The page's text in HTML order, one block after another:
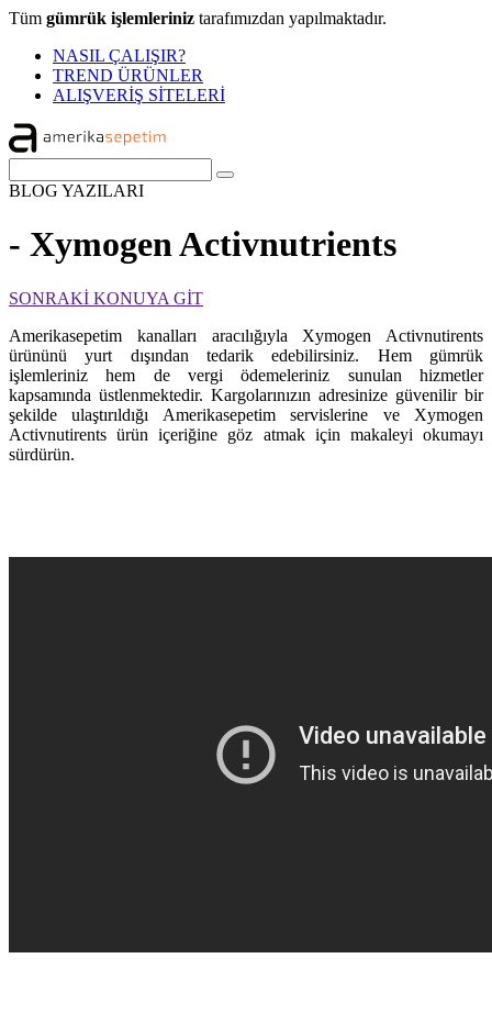
Tüm gümrük işlemleriniz tarafımızdan yapılmaktadır.
NASIL ÇALIŞIR?
TREND ÜRÜNLER
ALIŞVERİŞ SİTELERİ
BLOG YAZILARI
- Xymogen Activnutrients
SONRAKİ KONUYA GİT
Amerikasepetim kanalları aracılığıyla Xymogen Activnutirents
ürününü yurt dışından tedarik edebilirsiniz. Hem gümrük
işlemleriniz hem de vergi ödemeleriniz sunulan hizmetler
kapsamında üstlenmektedir. Kargolarınızın adresinize güvenilir bir
şekilde ulaştırıldığı Amerikasepetim servislerine ve Xymogen
Activnutirents ürün içeriğine göz atmak için makaleyi okumayı
sürdürün.